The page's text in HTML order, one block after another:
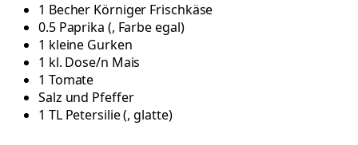
1 Becher Körniger Frischkäse
0.5 Paprika (, Farbe egal)
1 kleine Gurken
1 kl. Dose/n Mais
1 Tomate
Salz und Pfeffer
1 TL Petersilie(, glatte)